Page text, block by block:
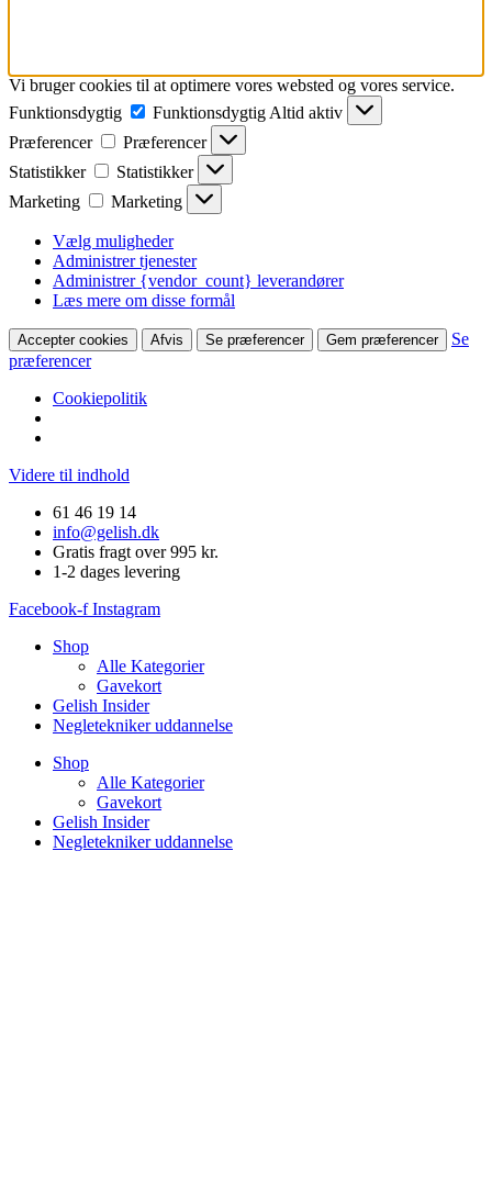
Vi bruger cookies til at optimere vores websted og vores service.
Funktionsdygtig
Funktionsdygtig Altid aktiv
Præferencer
Præferencer
Statistikker
Statistikker
Marketing
Marketing
Vælg muligheder
Administrer tjenester
Administrer {vendor_count} leverandører
Læs mere om disse formål
Accepter cookies Afvis Se præferencer Gem præferencer
Se
præferencer
Cookiepolitik
Videre til indhold
61 46 19 14
info@gelish.dk
Gratis fragt over 995 kr.
1-2 dages levering
Facebook-f Instagram
Shop
Alle Kategorier
Gavekort
Gelish Insider
Negletekniker uddannelse
Shop
Alle Kategorier
Gavekort
Gelish Insider
Negletekniker uddannelse